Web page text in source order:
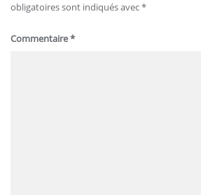
obligatoires sont indiqués avec*
Commentaire*